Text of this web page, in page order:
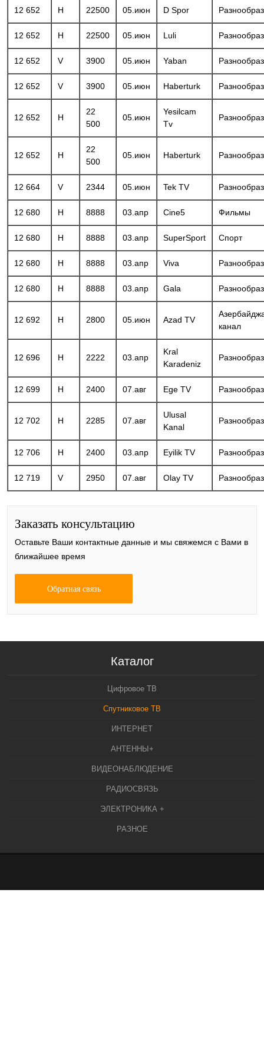
12 652 H 22500 05.июн D Spor
12 652 H 22500 05.июн Luli
12 652 V 3900 05.июн Yaban
12 652 V 3900 05.июн Haberturk
12 652 H
22
500
05.июн
Yesilcam
Tv
12 652 H
22
500
05.июн Haberturk
12 664 V 2344 05.июн Tek TV
12 680 H 8888 03.апр Cine5 Фильмы
12 680 H 8888 03.апр SuperSport Спорт
12 680 H 8888 03.апр Viva
12 680 H 8888 03.апр Gala
12 692 H 2800 05.июн Azad TV
канал
12 696 H 2222 03.апр
Kral
Karadeniz
12 699 H 2400 07.авг Ege TV
12 702 H 2285 07.авг
Ulusal
Kanal
12 706 H 2400 03.апр Eyilik TV
12 719 V 2950 07.авг Olay TV
Заказать консультацию
Оставьте Ваши контактные данные и мы свяжемся с Вами в
ближайшее время
Обратная связь
Каталог
Цифровое ТВ
Спутниковое ТВ
ИНТЕРНЕТ
АНТЕННЫ+
ВИДЕОНАБЛЮДЕНИЕ
РАДИОСВЯЗЬ
ЭЛЕКТРОНИКА +
РАЗНОЕ